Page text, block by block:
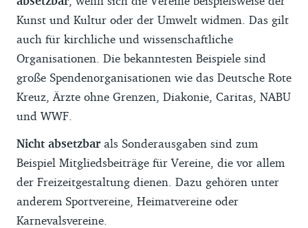
Kunst und Kultur oder der Umwelt widmen. Das gilt
auch für kirchliche und wissenschaftliche
Organisationen. Die bekanntesten Beispiele sind
große Spendenorganisationen wie das Deutsche Rote
Kreuz, Ärzte ohne Grenzen, Diakonie, Caritas, NABU
und WWF.
Nicht absetzbar als Sonderausgaben sind zum
Beispiel Mitgliedsbeiträge für Vereine, die vor allem
der Freizeitgestaltung dienen. Dazu gehören unter
anderem Sportvereine, Heimatvereine oder
Karnevalsvereine.